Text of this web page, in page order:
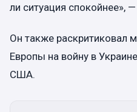
ли ситуация спокойнее»,
Он также раскритиковал
Европы на войну в
США.